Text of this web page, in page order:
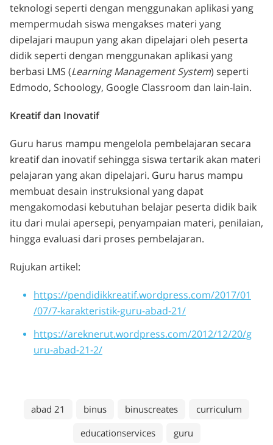
teknologi seperti dengan menggunakan aplikasi yang
mempermudah siswa mengakses materi yang
dipelajari maupun yang akan dipelajari oleh peserta
didik seperti dengan menggunakan aplikasi yang
berbasi LMS (Learning Management System) seperti
Edmodo, Schoology, Google Classroom dan lain-lain.
Kreatif dan Inovatif
Guru harus mampu mengelola pembelajaran secara
kreatif dan inovatif sehingga siswa tertarik akan materi
pelajaran yang akan dipelajari. Guru harus mampu
membuat desain instruksional yang dapat
mengakomodasi kebutuhan belajar peserta didik baik
itu dari mulai apersepi, penyampaian materi, penilaian,
hingga evaluasi dari proses pembelajaran.
Rujukan artikel:
https://pendidikkreatif.wordpress.com/2017/01
/07/7-karakteristik-guru-abad-21/
https://areknerut.wordpress.com/2012/12/20/g
uru-abad-21-2/
abad 21 binus binuscreates
curriculum
educationservices
guru